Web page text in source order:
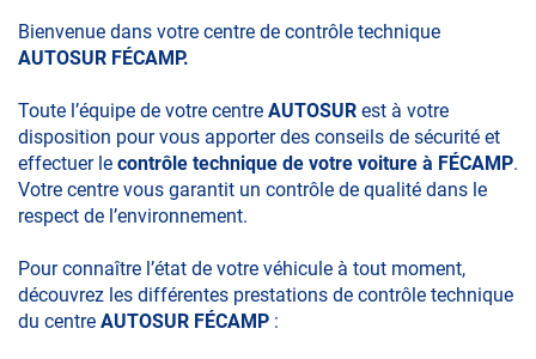
Bienvenue dans votre centre de contrôle technique
AUTOSUR FÉCAMP.
Toute l’équipe de votre centre AUTOSUR est à votre
disposition pour vous apporter des conseils de sécurité et
effectuer le contrôle technique de votre voiture à FÉCAMP.
Votre centre vous garantit un contrôle de qualité dans le
respect de l’environnement.
Pour connaître l’état de votre véhicule à tout moment,
découvrez les différentes prestations de contrôle technique
du centre AUTOSUR FÉCAMP :